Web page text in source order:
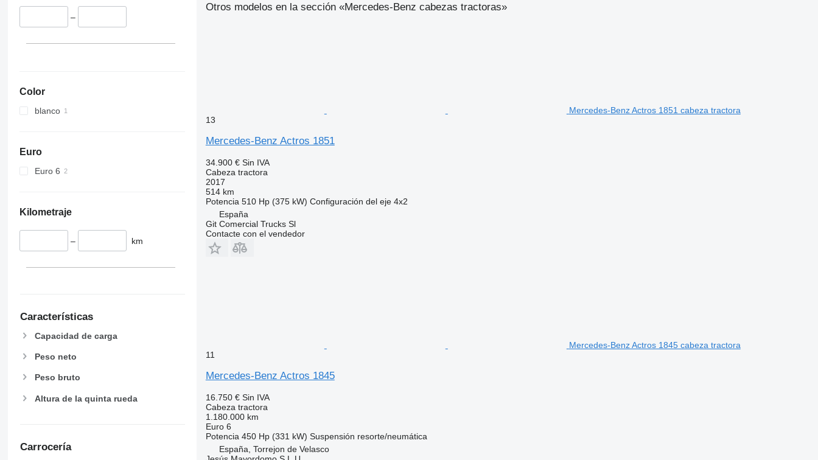
Actros 2543
Actros 2646
Actros 2663
Actros 3351
Actros 3363
Actros 4048
–
Color
blanco
Euro
Euro 6
Kilometraje
– km
Características
Capacidad de carga
Peso neto
Peso bruto
Altura de la quinta rueda
Carrocería
Otros modelos en la sección «Mercedes-Benz cabezas tractoras»
Mercedes-Benz Actros 1851 cabeza tractora
13
Mercedes-Benz Actros 1851
34.900 € Sin IVA
Cabeza tractora
2017
514 km
Potencia 510 Hp (375 kW) Configuración del eje 4x2
España
Git Comercial Trucks Sl
Contacte con el vendedor
Mercedes-Benz Actros 1845 cabeza tractora
11
Mercedes-Benz Actros 1845
16.750 € Sin IVA
Cabeza tractora
1.180.000 km
Euro 6
Potencia 450 Hp (331 kW) Suspensión resorte/neumática
España, Torrejon de Velasco